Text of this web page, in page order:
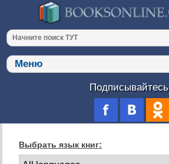
Подписывайтесь
Выбрать язык книг: